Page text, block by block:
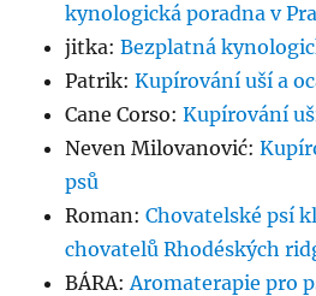
kynologická poradna v
jitka:Bezplatná
Patrik:Kupírování uší a
Cane Corso:Kupírování
Neven Milovanović:
psů
Roman:Chovatelské psí
chovatelů Rhodéských
BÁRA:Aromaterapie pro